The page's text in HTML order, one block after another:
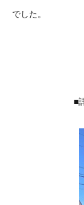
でした。
■